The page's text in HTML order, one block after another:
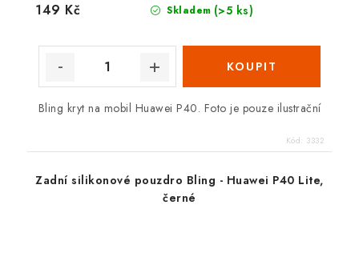
Skladem (>5 ks)
149 Kč
Bling kryt na mobil Huawei P40. Foto je pouze ilustrační
Kód: 3332
Zadní silikonové pouzdro Bling - Huawei P40 Lite,
černé